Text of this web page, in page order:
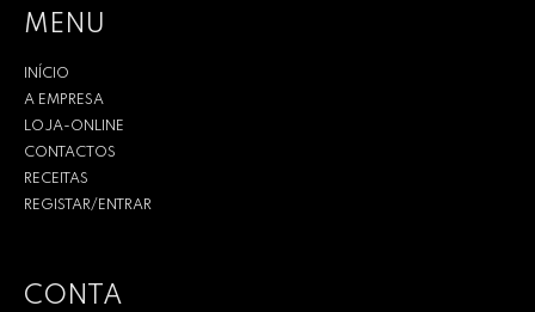
MENU
INÍCIO
A EMPRESA
LOJA-ONLINE
CONTACTOS
RECEITAS
REGISTAR/ENTRAR
CONTA